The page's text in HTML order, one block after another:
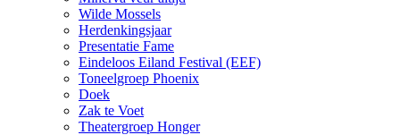
Wilde Mossels
Herdenkingsjaar
Presentatie Fame
Eindeloos Eiland Festival (EEF)
Toneelgroep Phoenix
Doek
Zak te Voet
Theatergroep Honger